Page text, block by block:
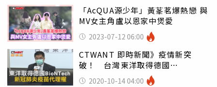
「AcQUA源少年」黃莑茗爆熱戀 與
MV女主角盧以恩家中煲愛
2023-07-12 06:00
CTWANT 即時新聞》疫情新突
破！ 台灣東洋取得德國
BioNTech新冠肺炎疫苗代理權
2020-10-14 04:00